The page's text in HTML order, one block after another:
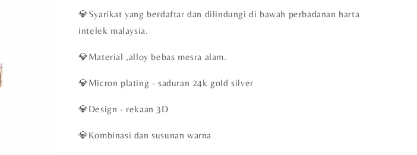
💎Syarikat yang berdaftar dan dilindungi di bawah perbadanan harta
intelek malaysia.
💎Material ,alloy bebas mesra alam.
💎Micron plating - saduran 24k gold silver
💎Design - rekaan 3D
💎Kombinasi dan susunan warna